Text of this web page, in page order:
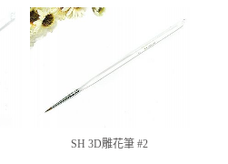
SH 3D雕花筆 #2